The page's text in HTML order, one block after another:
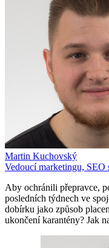
Martin Kuchovský
Vedoucí marketingu, SEO
Aby ochránili přepravce,
posledních týdnech ve
dobírku jako způsob
ukončení karantény? Jak